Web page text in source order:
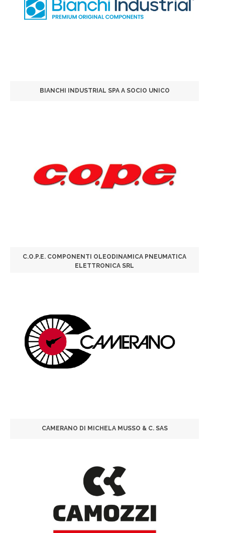
BIANCHI INDUSTRIAL SPA A SOCIO UNICO
C.O.P.E. COMPONENTI OLEODINAMICA PNEUMATICA
ELETTRONICA SRL
CAMERANO DI MICHELA MUSSO & C. SAS